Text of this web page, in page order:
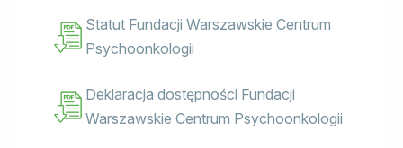
Statut Fundacji Warszawskie Centrum
Psychoonkologii
Deklaracja dostępności Fundacji
Warszawskie Centrum Psychoonkologii